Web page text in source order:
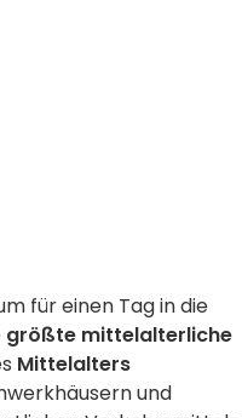
für einen Tag in die
größte mittelalterliche
Mittelalters
und